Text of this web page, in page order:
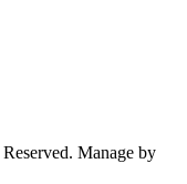
Manage by